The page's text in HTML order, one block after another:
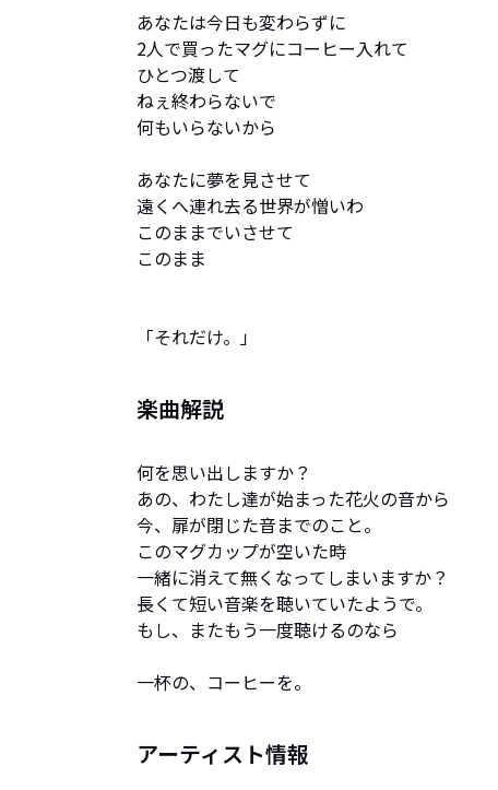
あなたは今日も変わらずに
2人で買ったマグにコーヒー入れて
ひとつ渡して
ねぇ終わらないで
何もいらないから
あなたに夢を見させて
遠くへ連れ去る世界が憎いわ
このままでいさせて
このまま
「それだけ。」
楽曲解説
何を思い出しますか？
あの、わたし達が始まった花火の音から
今、扉が閉じた音までのこと。
このマグカップが空いた時
一緒に消えて無くなってしまいますか？
長くて短い音楽を聴いていたようで。
もし、またもう一度聴けるのなら
一杯の、コーヒーを。
アーティスト情報